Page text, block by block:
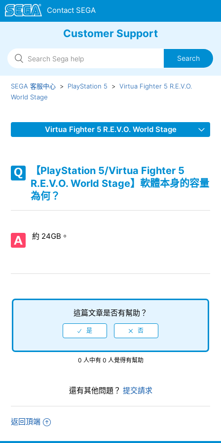
Customer Support
SEGA 客服中心 PlayStation 5
Virtua Fighter 5 R.E.V.O.
World Stage
Virtua Fighter 5 R.E.V.O. World Stage
援哪些音訊輸出格式？
【PlayStation 5/Virtua Fighter 5 R.E.V.O. World Stage】幀
速率（fps）是多少？
援的影像輸出是多少？
【PlayStation 5/Virtua Fighter 5 R.E.V.O. World Stage】是
否有字幕（語音）的設定功能（除了日本以外的字幕或語音可
以選擇嗎）？
【PlayStation 5/Virtua Fighter 5 R.E.V.O. World Stage】在
PS4版《Virtua Fighter esports》是否支援線上遊玩？
【PlayStation 5/Virtua Fighter 5 R.E.V.O. World Stage】能
【PlayStation 5/Virtua Fighter 5
R.E.V.O. World Stage】軟體本身的容量
為何？
約 24GB。
這篇文章是否有幫助？
0 人中有 0 人覺得有幫助
還有其他問題？ 提交請求
返回頂端